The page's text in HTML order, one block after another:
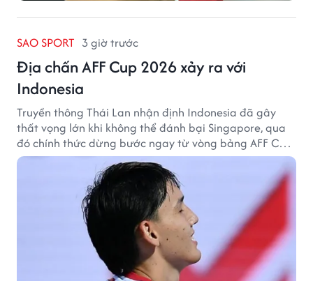
SAO SPORT 3 giờ trước
Địa chấn AFF Cup 2026 xảy ra với
Indonesia
Truyền thông Thái Lan nhận định Indonesia đã gây
thất vọng lớn khi không thể đánh bại Singapore, qua
đó chính thức dừng bước ngay từ vòng bảng AFF Cup
2026.